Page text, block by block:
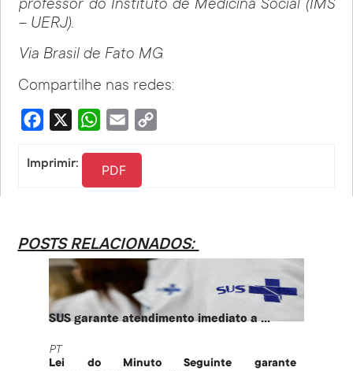
professor do Instituto de Medicina Social (IMS
– UERJ).
Via Brasil de Fato MG
Compartilhe nas redes:
Facebook WhatsApp
Email
Imprimir: PDF
POSTS RELACIONADOS:
SUS garante atendimento imediato a ...
PT
Lei do Minuto Seguinte garante